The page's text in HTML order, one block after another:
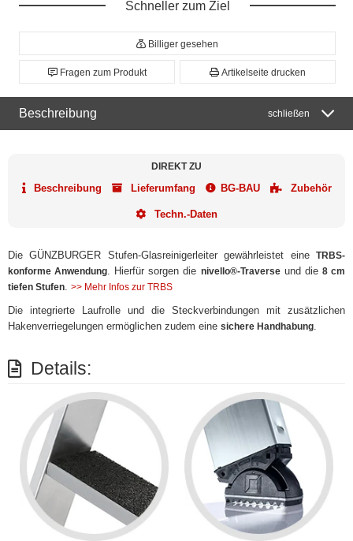
Schneller zum Ziel
Billiger gesehen
Fragen zum Produkt Artikelseite drucken
Beschreibung schließen
DIREKT ZU
Beschreibung Lieferumfang BG-BAU Zubehör
Techn.-Daten
Die GÜNZBURGER Stufen-Glasreinigerleiter gewährleistet eine TRBS-
konforme Anwendung . Hierfür sorgen die nivello®-Traverseund die 8 cm
tiefen Stufen >> Mehr Infos zur TRBS
Die integrierte Laufrolle und die Steckverbindungen mit zusätzlichen
Hakenverriegelungen ermöglichen zudem eine sichere Handhabung
Details: